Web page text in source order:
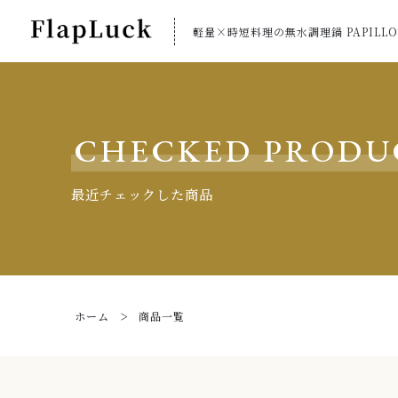
軽量×時短料理の無水調理鍋
CHECKED
最近チェックした商品
ホーム 商品一覧